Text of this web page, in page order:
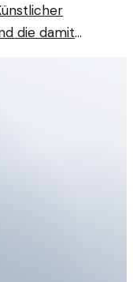
die damit